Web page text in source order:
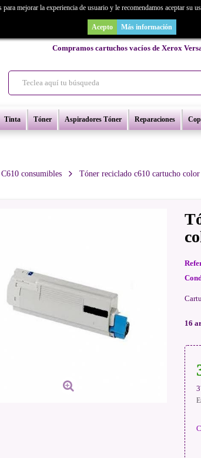
un repuesto de copiadora o buscas una de ocasión y no la
Compramos cartuchos vacíos de Xerox
Tinta Tóner Aspiradores Tóner Reparaciones
mejorar la experiencia de usuario y le recomendamos aceptar su
Acepto Más información
consumibles Tóner reciclado c610 cartucho
16